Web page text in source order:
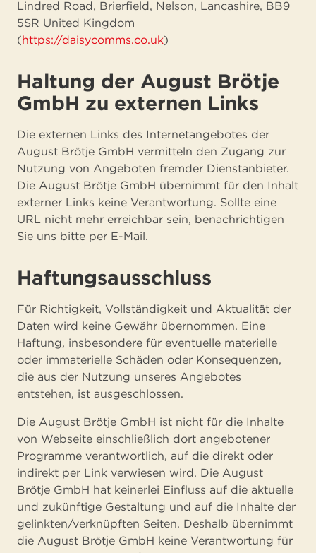
Lindred Road, Brierfield, Nelson, Lancashire, BB9
5SR United Kingdom
(https://daisycomms.co.uk)
Haltung der August Brötje
GmbH zu externen Links
Die externen Links des Internetangebotes der
August Brötje GmbH vermitteln den Zugang zur
Nutzung von Angeboten fremder Dienstanbieter.
Die August Brötje GmbH übernimmt für den Inhalt
externer Links keine Verantwortung. Sollte eine
URL nicht mehr erreichbar sein, benachrichtigen
Sie uns bitte per E-Mail.
Haftungsausschluss
Für Richtigkeit, Vollständigkeit und Aktualität der
Daten wird keine Gewähr übernommen. Eine
Haftung, insbesondere für eventuelle materielle
oder immaterielle Schäden oder Konsequenzen,
die aus der Nutzung unseres Angebotes
entstehen, ist ausgeschlossen.
Die August Brötje GmbH ist nicht für die Inhalte
von Webseite einschließlich dort angebotener
Programme verantwortlich, auf die direkt oder
indirekt per Link verwiesen wird. Die August
Brötje GmbH hat keinerlei Einfluss auf die aktuelle
und zukünftige Gestaltung und auf die Inhalte der
gelinkten/verknüpften Seiten. Deshalb übernimmt
die August Brötje GmbH keine Verantwortung für